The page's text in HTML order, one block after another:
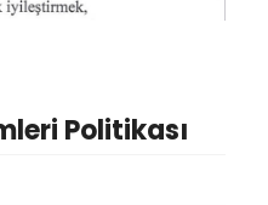
Politikası